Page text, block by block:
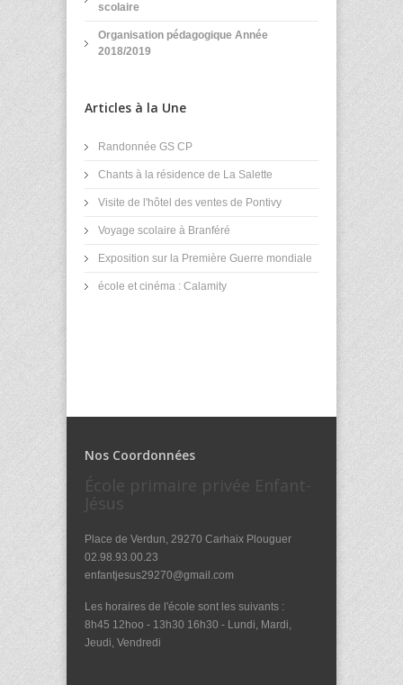
scolaire
Organisation pédagogique Année
2018/2019
Articles à la Une
Randonnée GS CP
Chants à la résidence de La Salette
Visite de l'hôtel des ventes de Pontivy
Voyage scolaire à Branféré
Exposition sur la Première Guerre mondiale
école et cinéma : Calamity
Nos Coordonnées
École primaire privée Enfant-
Jésus
Place de Verdun, 29270 Carhaix Plouguer
02.98.93.00.23
enfantjesus29270@gmail.com
Les horaires de l'école sont les suivants :
8h45 12hoo - 13h30 16h30 - Lundi, Mardi,
Jeudi, Vendredi